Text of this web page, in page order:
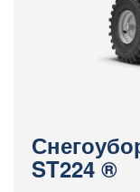
ST224 ®